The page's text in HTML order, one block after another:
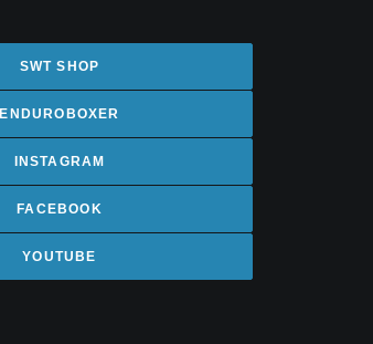
SWT SHOP
ENDUROBOXER
INSTAGRAM
FACEBOOK
YOUTUBE